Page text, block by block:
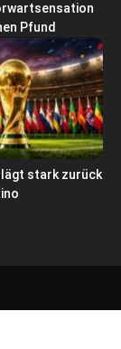
Pfund
stark zurück